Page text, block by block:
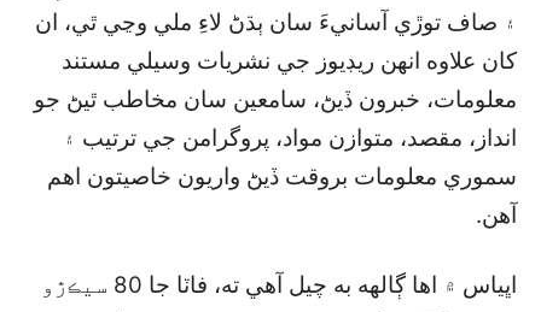
۽ صاف توڙي آسانيءَ سان ٻڌڻ لاءِ ملي وڃي ٿي، ان
کان علاوه انهن ريڊيوز جي نشريات وسيلي مستند
معلومات، خبرون ڏيڻ، سامعين سان مخاطب ٿيڻ جو
انداز، مقصد، متوازن مواد، پروگرامن جي ترتيب ۽
سموري معلومات بروقت ڏيڻ واريون خاصيتون اهم
آهن.
اڀياس ۾ اها ڳالهه به چيل آهي ته، فاٽا جا 80 سيڪڙو